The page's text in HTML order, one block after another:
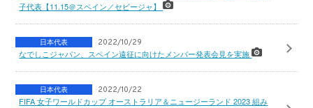
子代表【11.15＠スペイン／セビージャ】
日本代表 2022/10/29
なでしこジャパン、スペイン遠征に向けたメンバー発表会見を実施
日本代表 2022/10/22
FIFA 女子ワールドカップ オーストラリア＆ニュージーランド 2023 組み